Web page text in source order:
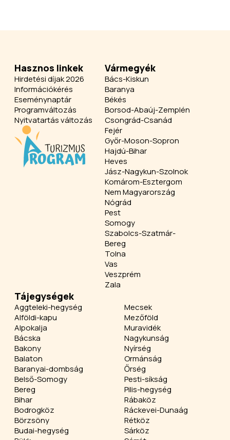
Hasznos linkek
Hirdetési díjak 2026
Információkérés
Eseménynaptár
Programváltozás
Nyitvatartás változás
Vármegyék
Bács-Kiskun
Baranya
Békés
Borsod-Abaúj-Zemplén
Csongrád-Csanád
Fejér
Győr-Moson-Sopron
Hajdú-Bihar
Heves
Jász-Nagykun-Szolnok
Komárom-Esztergom
Nem Magyarország
Nógrád
Pest
Somogy
Szabolcs-Szatmár-
Bereg
Tolna
Vas
Veszprém
Zala
Tájegységek
Aggteleki-hegység
Alföldi-kapu
Alpokalja
Bácska
Bakony
Balaton
Baranyai-dombság
Belső-Somogy
Bereg
Bihar
Bodrogköz
Börzsöny
Budai-hegység
Mecsek
Mezőföld
Muravidék
Nagykunság
Nyírség
Ormánság
Őrség
Pesti-síkság
Pilis-hegység
Rábaköz
Ráckevei-Dunaág
Rétköz
Sárköz